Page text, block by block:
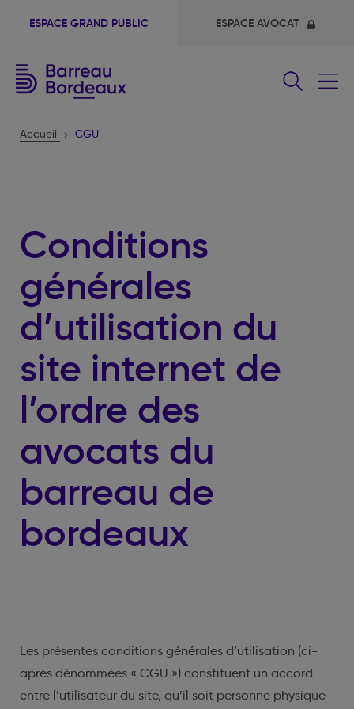
ESPACE GRAND PUBLIC ESPACE AVOCAT
Accueil CGU
Conditions
générales
d’utilisation du
site internet de
l’ordre des
avocats du
barreau de
bordeaux
Les présentes conditions générales d’utilisation (ci-
après dénommées « CGU ») constituent un accord
entre l’utilisateur du site, qu’il soit personne physique